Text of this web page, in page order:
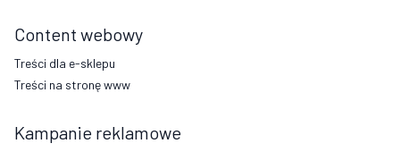
Content webowy
Treści dla e-sklepu
Treści na stronę www
Kampanie reklamowe